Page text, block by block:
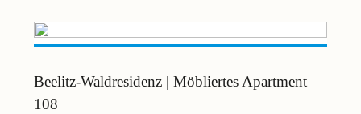
Beelitz-Waldresidenz | Möbliertes Apartment
108